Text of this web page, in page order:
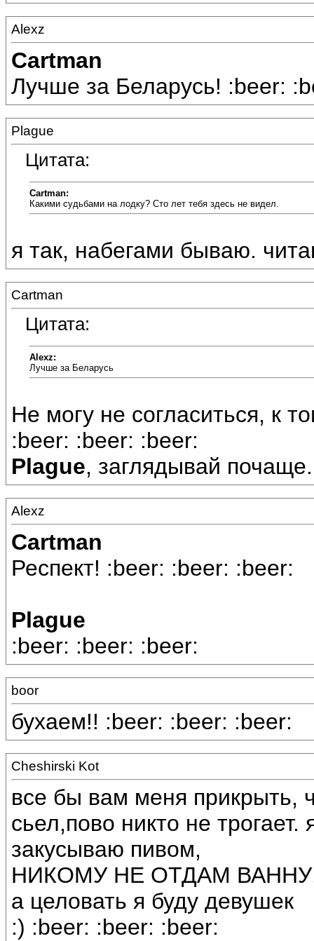
Alexz
Cartman
Лучше за Беларусь! :beer:
Plague
Цитата:
Cartman:
Какими судьбами на лодку? Сто лет тебя здесь не видел.
я так, набегами бываю.
Cartman
Цитата:
Alexz:
Лучше за Беларусь
Не могу не согласиться, к
:beer: :beer: :beer:
Plague, заглядывай
Alexz
Cartman
Респект! :beer: :beer: :beer:
Plague
:beer: :beer: :beer:
boor
бухаем!! :beer: :beer: :beer:
Cheshirski Kot
все бы вам меня прикрыть,
сьел,пово никто не
закусываю пивом,
НИКОМУ НЕ ОТДАМ
а целовать я буду девушек
:) :beer: :beer: :beer: